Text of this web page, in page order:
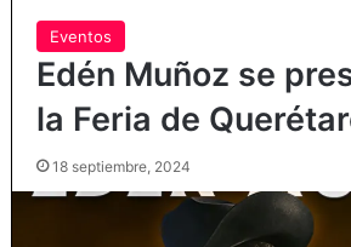
Eventos
Edén Muñoz se
la Feria de
18 septiembre, 2024